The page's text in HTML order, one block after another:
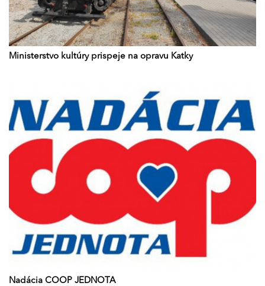
Ministerstvo kultúry prispeje na opravu Katky
Nadácia COOP JEDNOTA